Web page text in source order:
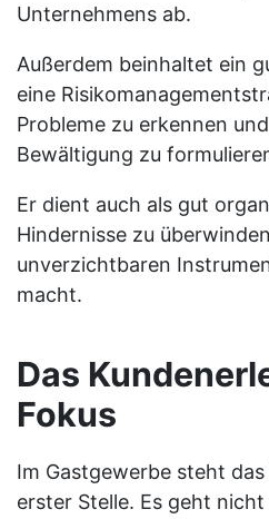
Unternehmens ab.
Außerdem beinhaltet ein
eine
Probleme zu erkennen
Bewältigung zu
Er dient auch als gut
Hindernisse zu
unverzichtbaren
macht.
Das
Fokus
Im Gastgewerbe steht
erster Stelle. Es geht